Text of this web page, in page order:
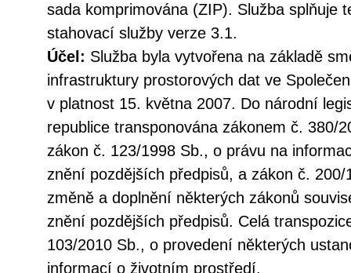
sada komprimována (ZIP). Služba splňuje
stahovací služby verze 3.1.
Účel: Služba byla vytvořena na základě
infrastruktury prostorových dat ve
v platnost 15. května 2007. Do národní
republice transponována zákonem č. 380/
zákon č. 123/1998 Sb., o právu na
znění pozdějších předpisů, a zákon č.
změně a doplnění některých zákonů
znění pozdějších předpisů. Celá
103/2010 Sb., o provedení některých
informací o životním prostředí.